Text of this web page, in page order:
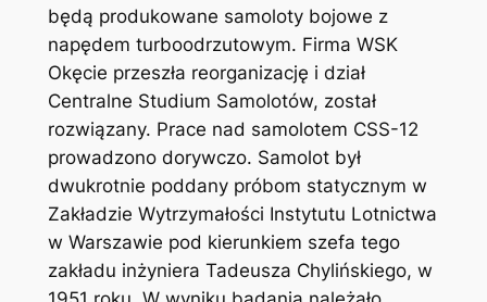
będą produkowane samoloty bojowe z
napędem turboodrzutowym. Firma WSK
Okęcie przeszła reorganizację i dział
Centralne Studium Samolotów, został
rozwiązany. Prace nad samolotem CSS-12
prowadzono dorywczo. Samolot był
dwukrotnie poddany próbom statycznym w
Zakładzie Wytrzymałości Instytutu Lotnictwa
w Warszawie pod kierunkiem szefa tego
zakładu inżyniera Tadeusza Chylińskiego, w